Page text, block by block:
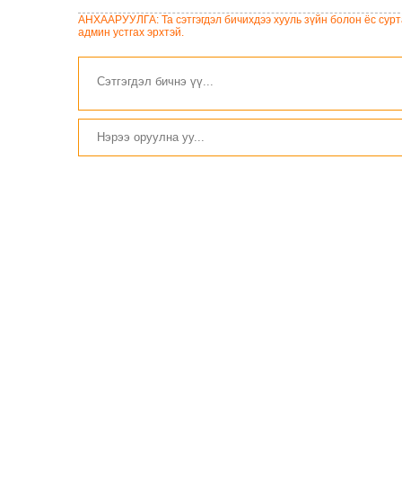
төслийн олон нийтийн
хэлэлцүүлэг боллоо
шинэчлэлийн төсвийг
АНХААРУУЛГА: Та сэтгэгдэл бичихдээ хууль зүйн болон ёс
админ устгах эрхтэй.